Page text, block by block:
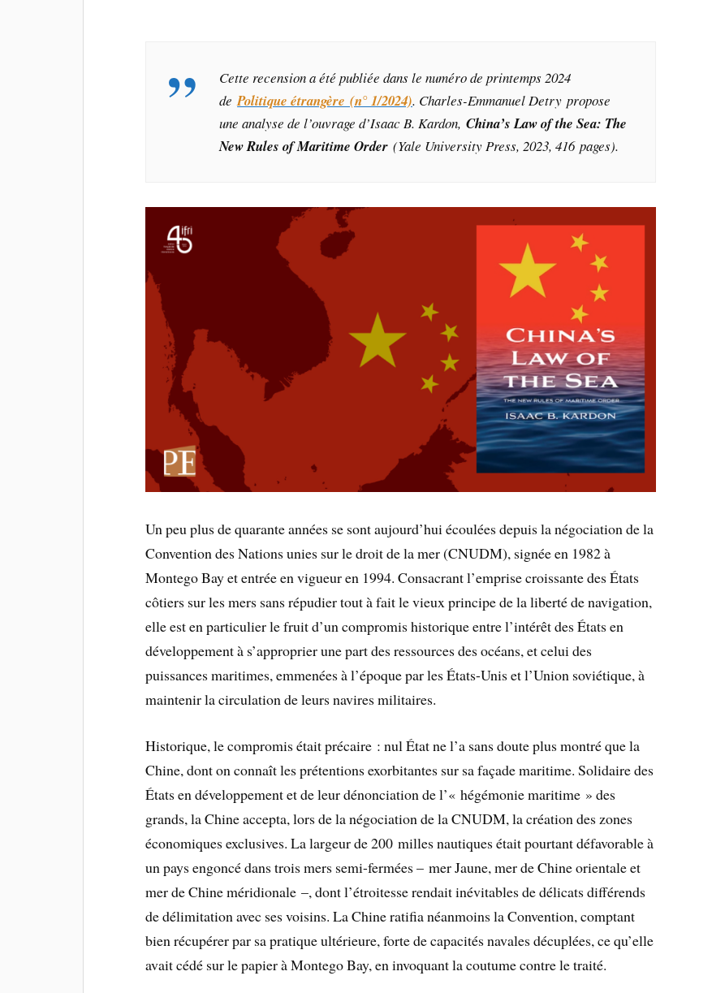
Cette recension a été publiée dans le numéro de printemps 2024
dePolitique étrangère (n° 1/2024). Charles-Emmanuel Detry propose
une analyse de l’ouvrage d’Isaac B. Kardon, China’s Law of the Sea: The
New Rules of Maritime Order(Yale University Press, 2023, 416 pages).
Un peu plus de quarante années se sont aujourd’hui écoulées depuis la négociation de la
Convention des Nations unies sur le droit de la mer (CNUDM), signée en 1982 à
Montego Bay et entrée en vigueur en 1994. Consacrant l’emprise croissante des États
côtiers sur les mers sans répudier tout à fait le vieux principe de la liberté de navigation,
elle est en particulier le fruit d’un compromis historique entre l’intérêt des États en
développement à s’approprier une part des ressources des océans, et celui des
puissances maritimes, emmenées à l’époque par les États-Unis et l’Union soviétique, à
maintenir la circulation de leurs navires militaires.
Historique, le compromis était précaire : nul État ne l’a sans doute plus montré que la
Chine, dont on connaît les prétentions exorbitantes sur sa façade maritime. Solidaire des
États en développement et de leur dénonciation de l’« hégémonie maritime » des
grands, la Chine accepta, lors de la négociation de la CNUDM, la création des zones
économiques exclusives. La largeur de 200 milles nautiques était pourtant défavorable à
un pays engoncé dans trois mers semi-fermées – mer Jaune, mer de Chine orientale et
mer de Chine méridionale –, dont l’étroitesse rendait inévitables de délicats différends
de délimitation avec ses voisins. La Chine ratifia néanmoins la Convention, comptant
bien récupérer par sa pratique ultérieure, forte de capacités navales décuplées, ce qu’elle
avait cédé sur le papier à Montego Bay, en invoquant la coutume contre le traité.